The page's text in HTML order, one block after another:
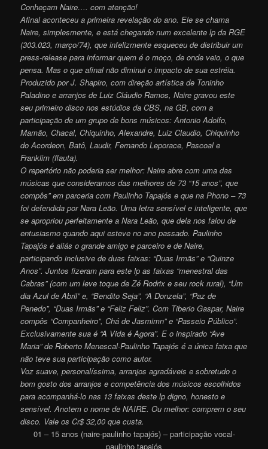
Conheçam Naire…. com atenção!
Afinal aconteceu a primeira revelação do ano. Ele se chama
Naire, simplesmente, e está chegando num excelente lp da RGE
(303.023, março/74), que infelizmente esqueceu de distribuir um
press-release para informar quem é o moço, de onde veio, o que
pensa. Mas o que afinal não diminui o impacto de sua estréia.
Produzido por J. Shapiro, com direção artística de Toninho
Paladino e arranjos de Luiz Cláudio Ramos, Naire gravou este
seu primeiro disco nos estúdios da CBS, na GB, com a
participação de um grupo de bons músicos: Antonio Adolfo,
Mamão, Chacal, Chiquinho, Alexandre, Luiz Claudio, Chiquinho
do Acordeon, Batô, Laudir, Fernando Leporace, Pascoal e
Franklim (flauta).
O repertório não poderia ser melhor: Naire abre com uma das
músicas que consideramos das melhores de 73 “15 anos”, que
compôs” em parceria com Paulinho Tapajós e que na Phono – 73
foi defendida por Nara Leão. Uma letra sensível e inteligente, que
se apropriou perfeitamente a Nara Leão, que dela nos falou de
entusiasmo quando aqui esteve no ano passado. Paulinho
Tapajós é aliás o grande amigo e parceiro e de Naire,
participando inclusive de duas faixas: “Duas Irmãs” e “Quinze
Anos”. Juntos fizeram para este lp as faixas “menestral das
Cabras” (com um leve toque de Zé Rodrix e seu rock rural), “Um
dia Azul de Abril” e, “Bendito Seja”, “A Donzela”, “Paz de
Penedo”, “Duas Irmãs” e “Feliz Feliz”. Com Tiberio Gaspar, Naire
compôs “Companheiro”, Chá de Jasmimn” e “Passeio Público”.
Exclusivamente sua é “A Vida é Agora”. E o inspirado “Ave
Maria” de Roberto Menescal-Paulinho Tapajós é a única faixa que
não teve sua participação como autor.
Voz suave, personalíssima, arranjos agradáveis e sobretudo o
bom gosto dos arranjos e competência dos músicos escolhidos
para acompanhá-lo nas 13 faixas deste lp digno, honesto e
sensível. Anotem o nome de NAIRE. Ou melhor: comprem o seu
disco. Vale os Cr$ 32,00 que custa.
01 – 15 anos (naire-paulinho tapajós) – participação vocal-
paulinho tapajós